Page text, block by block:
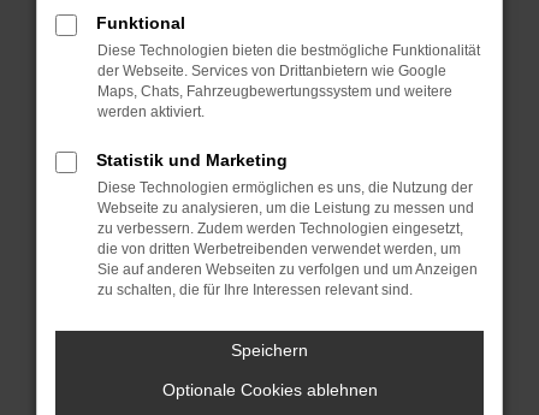
Manche Erweiterungen, wie Werbeblocker,
können das Laden bestimmter Seiten
verhindern. Funktioniert die Seite in einem
anderen Browser oder in einem privaten
Fenster?
Starte dein Gerät neu.
Das kann manchmal helfen, vorübergehende
Probleme zu beheben.
Stelle sicher, dass dein Browser und dein
Betriebssystem auf dem neuesten Stand
sind.
Sicherheitsrisiko, sondern kann auch dazu
unterstützt werden.
Funktional
Diese Technologien bieten die bestmögliche Funktionalität
der Webseite. Services von Drittanbietern wie Google
Maps, Chats, Fahrzeugbewertungssystem und weitere
werden aktiviert.
Statistik und Marketing
Diese Technologien ermöglichen es uns, die Nutzung der
Webseite zu analysieren, um die Leistung zu messen und
zu verbessern. Zudem werden Technologien eingesetzt,
die von dritten Werbetreibenden verwendet werden, um
Sie auf anderen Webseiten zu verfolgen und um Anzeigen
zu schalten, die für Ihre Interessen relevant sind.
Speichern
Optionale Cookies ablehnen